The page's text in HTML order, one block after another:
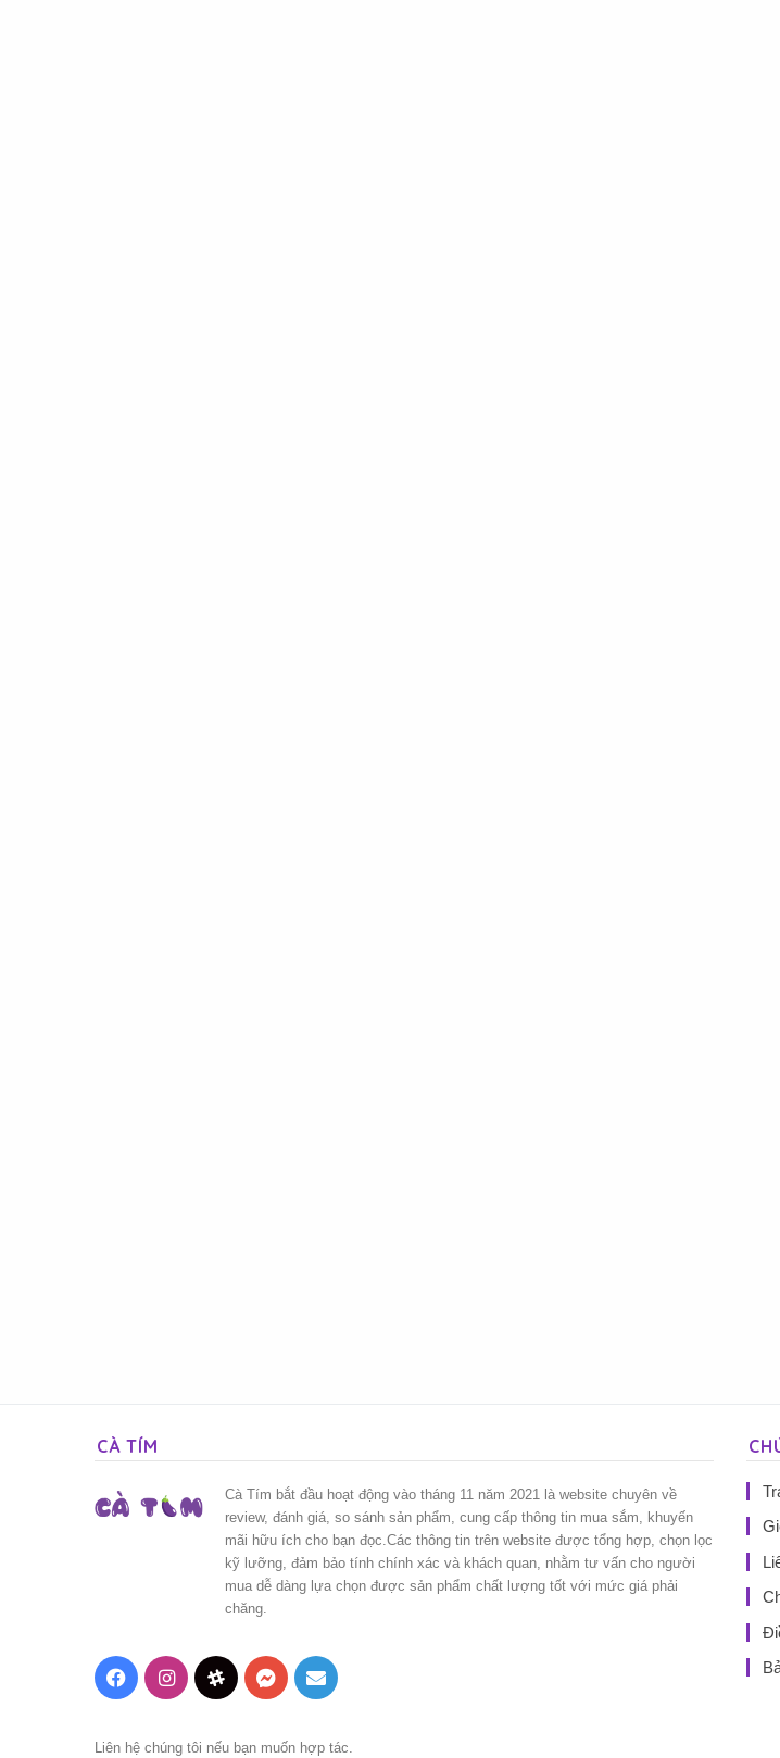
CÀ TÍM
Cà Tím bắt đầu hoạt động vào tháng 11 năm 2021 là website chuyên về
review, đánh giá, so sánh sản phẩm, cung cấp thông tin mua sắm, khuyến
mãi hữu ích cho bạn đọc.Các thông tin trên website được tổng hợp, chọn lọc
kỹ lưỡng, đảm bảo tính chính xác và khách quan, nhằm tư vấn cho người
mua dễ dàng lựa chọn được sản phẩm chất lượng tốt với mức giá phải
chăng.
FacebookInstagramThreadsMessenger
Mail
Liên hệ chúng tôi nếu bạn muốn hợp tác.